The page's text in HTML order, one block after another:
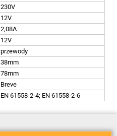
230V
12V
2,08A
12V
przewody
38mm
78mm
Breve
EN 61558-2-4; EN 61558-2-6